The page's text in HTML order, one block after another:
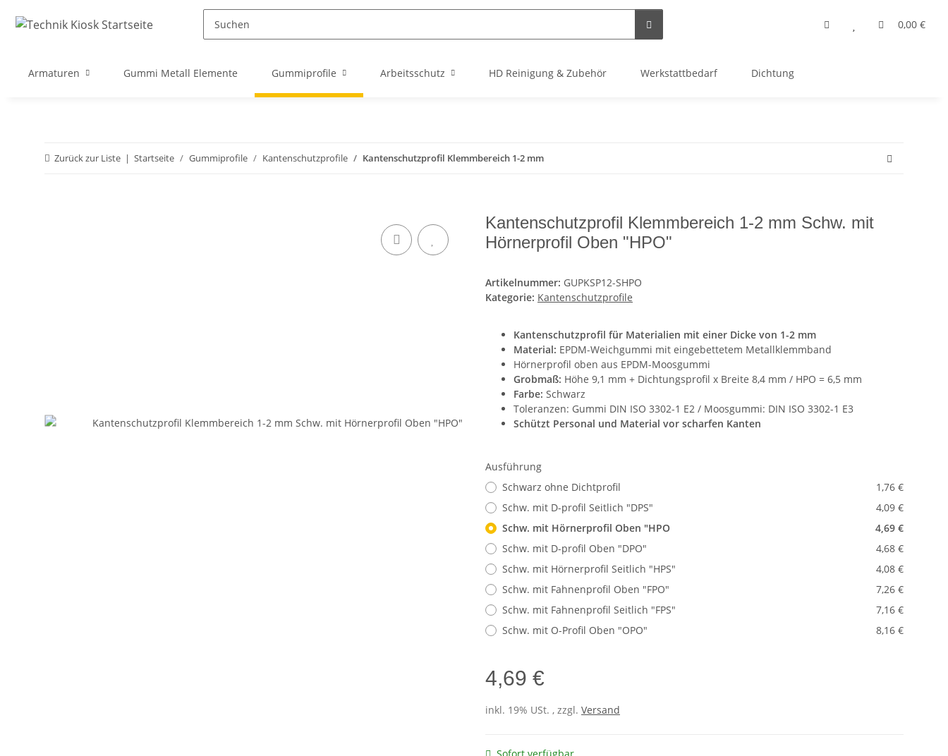
0,00 €
Armaturen Gummi Metall Elemente Gummiprofile Arbeitsschutz HD Reinigung & Zubehör Werkstattbedarf Dichtung
Zurück zur Liste Startseite Gummiprofile Kantenschutzprofile Kantenschutzprofil Klemmbereich 1-2 mm
Kantenschutzprofil Klemmbereich 1-2 mm Schw. mit
Hörnerprofil Oben "HPO"
Artikelnummer: GUPKSP12-SHPO
Kategorie: Kantenschutzprofile
Kantenschutzprofil für Materialien mit einer Dicke von 1-2 mm
Material: EPDM-Weichgummi mit eingebettetem Metallklemmband
Hörnerprofil oben aus EPDM-Moosgummi
Grobmaß: Höhe 9,1 mm + Dichtungsprofil x Breite 8,4 mm / HPO = 6,5 mm
Farbe: Schwarz
Toleranzen: Gummi DIN ISO 3302-1 E2 / Moosgummi: DIN ISO 3302-1 E3
Schützt Personal und Material vor scharfen Kanten
Ausführung
Schwarz ohne Dichtprofil
1,76 €
Schw. mit D-profil Seitlich "DPS"
4,09 €
Schw. mit Hörnerprofil Oben "HPO
4,69 €
Schw. mit D-profil Oben "DPO"
4,68 €
Schw. mit Hörnerprofil Seitlich "HPS"
4,08 €
Schw. mit Fahnenprofil Oben "FPO"
7,26 €
Schw. mit Fahnenprofil Seitlich "FPS"
7,16 €
Schw. mit O-Profil Oben "OPO"
8,16 €
4,69 €
inkl. 19% USt. , zzgl. Versand